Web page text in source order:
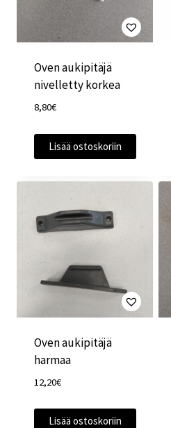
Oven aukipitäjä
nivelletty korkea
8,80€
Lisää ostoskoriin
Oven aukipitäjä
harmaa
12,20€
Lisää ostoskoriin